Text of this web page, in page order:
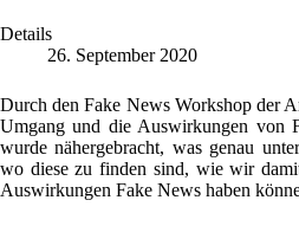
Details
26. September 2020
Durch den Fake News Workshop der
Umgang und die Auswirkungen von
wurde nähergebracht, was genau
wo diese zu finden sind, wie wir
Auswirkungen Fake News haben